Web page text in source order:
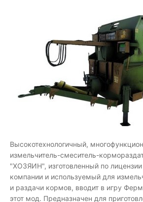
Высокотехнологичный,
измельчитель-смеситель-
"ХОЗЯИН", изготовленный по лицензии
компании и используемый для
и раздачи кормов, вводит в игру
этот мод. Предназначен для